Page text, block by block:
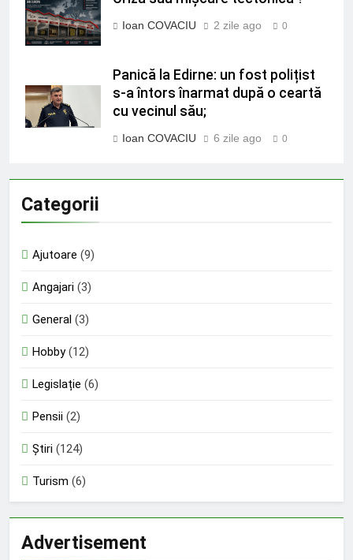
Ioan COVACIU 2 zile ago 0
Panică la Edirne: un fost polițist
s-a întors înarmat după o ceartă
cu vecinul său;
Ioan COVACIU 6 zile ago 0
Categorii
Ajutoare (9)
Angajari (3)
General (3)
Hobby(12)
Legislație (6)
Pensii (2)
Știri (124)
Turism (6)
Advertisement